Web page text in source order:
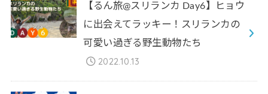
【るん旅@スリランカ Day6】ヒョウ
に出会えてラッキー！スリランカの
可愛い過ぎる野生動物たち
2022.10.13